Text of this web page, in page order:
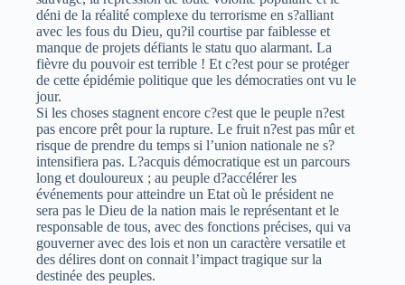
déni de la réalité complexe du terrorisme en s?alliant
avec les fous du Dieu, qu?il courtise par faiblesse et
manque de projets défiants le statu quo alarmant. La
fièvre du pouvoir est terrible ! Et c?est pour se protéger
de cette épidémie politique que les démocraties ont vu le
jour.
Si les choses stagnent encore c?est que le peuple n?est
pas encore prêt pour la rupture. Le fruit n?est pas mûr et
risque de prendre du temps si l’union nationale ne s?
intensifiera pas. L?acquis démocratique est un parcours
long et douloureux ; au peuple d?accélérer les
événements pour atteindre un Etat où le président ne
sera pas le Dieu de la nation mais le représentant et le
responsable de tous, avec des fonctions précises, qui va
gouverner avec des lois et non un caractère versatile et
des délires dont on connait l’impact tragique sur la
destinée des peuples.